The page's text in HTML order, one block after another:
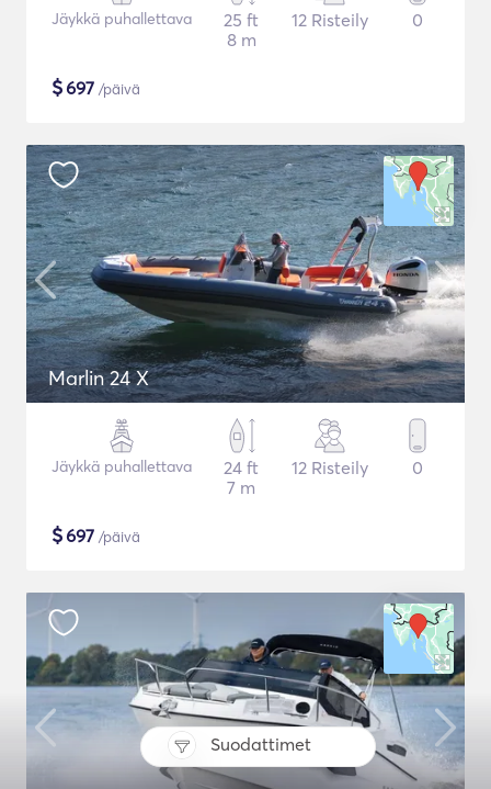
Suodattimet
Jäykkä puhallettava
25 ft
8 m
12 Risteily 0
$697 /päivä
Marlin 24 X
Jäykkä puhallettava
24 ft
7 m
12 Risteily 0
$697 /päivä